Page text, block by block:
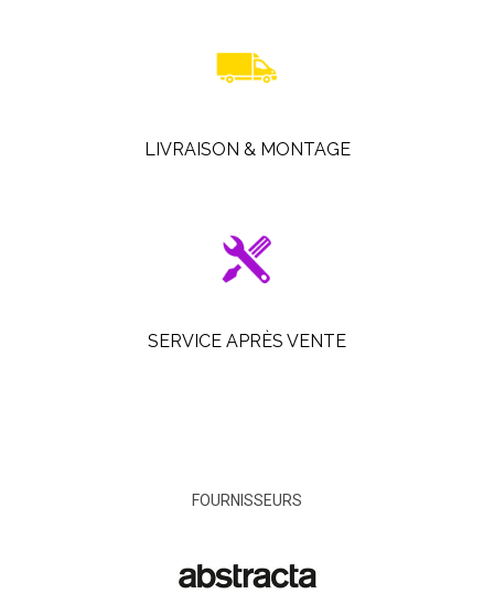
LIVRAISON & MONTAGE
SERVICE APRÈS VENTE
FOURNISSEURS